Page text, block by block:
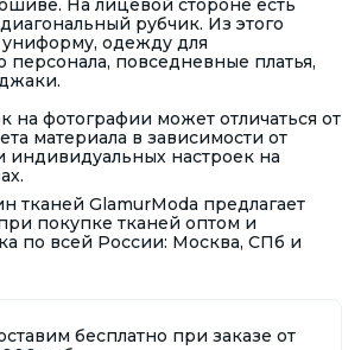
На лицевой стороне есть
рубчик. Из этого
одежду для
повседневные платья,
на фотографии может отличаться от
материала в зависимости от
индивидуальных настроек на
тканей GlamurModa предлагает
покупке тканей оптом и
по всей России: Москва, СПб и
бесплатно при заказе от